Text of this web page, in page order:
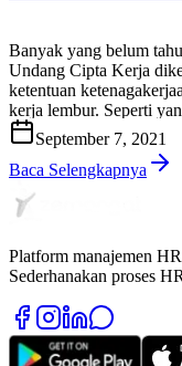
Banyak yang belum
Undang Cipta Kerja
ketentuan
kerja lembur. Seperti
mengeluarkan banyak
turunan Undang-
Pada klaster
September 7, 2021
Baca Selengkapnya
Platform manajemen
Sederhanakan proses